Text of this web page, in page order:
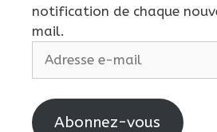
notification de chaque
mail.
e-
Abonnez-vous